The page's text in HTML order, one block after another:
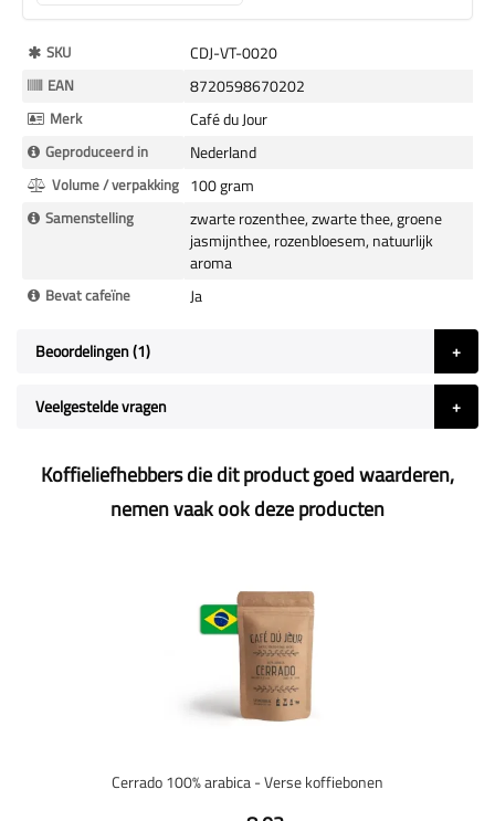
Meer
Informatie
SKU CDJ-VT-0020
EAN 8720598670202
Merk Café du Jour
Geproduceerd in Nederland
Volume / verpakking 100 gram
Samenstelling
zwarte rozenthee, zwarte thee, groene
jasmijnthee, rozenbloesem, natuurlijk
aroma
Bevat cafeïne Ja
Beoordelingen 1
Veelgestelde vragen
Koffieliefhebbers die dit product goed waarderen,
nemen vaak ook deze producten
Cerrado 100% arabica - Verse koffiebonen